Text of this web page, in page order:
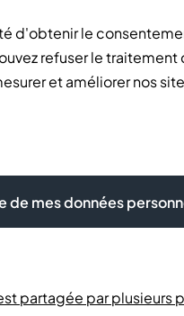
d'obtenir le
refuser le
et améliorer nos
de mes données
partagée par plusieurs